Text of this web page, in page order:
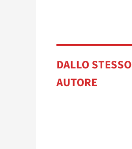
DALLO STESSO
AUTORE